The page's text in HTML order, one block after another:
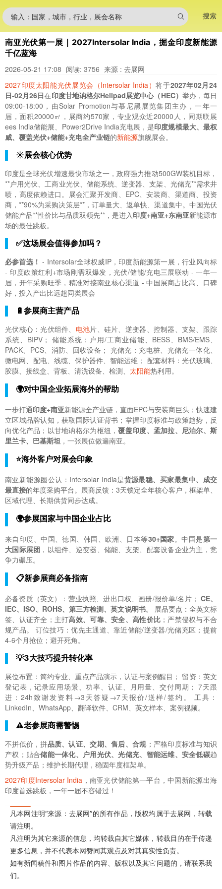
输入：国家，城市，行业，展会名称 搜索
南亚光伏第一展｜2027Intersolar India，掘金印度新能源
千亿蓝海
2026-05-21 17:08 阅读: 3756 来源 : 去展网
2027印度太阳能光伏展览会（Intersolar India）将于2027年02月24
日-02月26日在印度甘地讷格尔Helipad展览中心（HEC） 举办，每日
09:00-18:00，由Solar Promotion与慕尼黑展览集团主办，一年一
届，面积20000㎡，展商约570家，专业观众近20000人，同期联展
ees India储能展、Power2Drive India充电展，是印度规模最大、最权
威、覆盖光伏+储能+充电全产业链的新能源旗舰展会。
☀️展会核心优势
印度是全球光伏增速最快市场之一，政府强力推动500GW装机目标，
**户用光伏、工商业光伏、储能系统、逆变器、支架、光储充**需求井
喷，高度依赖进口。展会汇聚开发商、EPC、安装商、渠道商、投资
商，**90%为采购决策层**，订单量大、返单快、渠道集中。中国光伏
储能产品**性价比与品质双领先**，是进入印度+南亚+东南亚新能源市
场的最佳跳板。
✅这场展会值得参加吗？
必参首选！ - Intersolar全球权威IP，印度新能源第一展，行业风向标
- 印度政策红利+市场刚需双爆发，光伏/储能/充电三展联动 - 一年一
届，开年采购旺季，精准对接南亚核心渠道 - 中国展商占比高、口碑
好，投入产出比远超同类展会
🔋参展商主营产品
光伏核心：光伏组件、 电池片、硅片、逆变器、控制器、支架、跟踪
系统、BIPV； 储能系统：户用/工商业储能、BESS、BMS/EMS、
PACK、PCS、消防、回收设备； 光储充：充电桩、光储充一体化、
微电网、配电、线缆、保护器件、智能运维； 配套材料：光伏玻璃、
胶膜、接线盒、背板、清洗设备、检测、 太阳能热利用。
🌍对中国企业拓展海外的帮助
一步打通印度+南亚新能源全产业链，直面EPC与安装商巨头；快速建
立区域品牌认知，获取国际认证背书；掌握印度标准与政策趋势，反
向优化产品；以甘地讷格尔为枢纽，覆盖印度、孟加拉、尼泊尔、斯
里兰卡、巴基斯坦 ，一张展位做遍南亚。
⭐海外客户对展会印象
南亚新能源圈公认：Intersolar India是货源最稳、买家最集中、成交
最直接的年度采购平台。展商反馈：3天锁定全年核心客户，框架单、
区域代理、长期供货同步达成。
🌍参展国家与中国企业占比
来自印度、中国、德国、韩国、欧洲、日本等30+国家。中国是第一
大国际展团 ，以组件、逆变器、储能、支架、配套设备企业为主，竞
争力碾压。
📋新参展商必备指南
必备资质（英文）：营业执照、进出口权、画册/报价单/名片； CE、
IEC、ISO、ROHS、第三方检测、英文说明书。 展品要点：全英文标
签、认证齐全；主打高效、可靠、安全、高性价比 ；严禁侵权与不合
规产品。 订位技巧：优先主通道、靠近储能/逆变器/光储充区；提前
4-6个月抢位；避开死角。
💡3大技巧提升转化率
展位布置：简约专业、重点产品演示，认证与案例醒目； 留资：英文
登记表，记录应用场景、功率、认证、月用量、交付周期； 7天跟
进：24h致谢发资料→3天答疑→7天报价/送样/签约。 工具：
LinkedIn、WhatsApp、翻译软件、CRM、英文样本、案例视频。
⚠️老参展商需警惕
不拼低价，拼品质、认证、交期、售后、合规；严格印度标准与知识
产权；贴合储能一体化、户用光伏、光储充、智能运维、安全低碳趋
势升级产品；维护长期代理，稳固年度框架单。
2027印度Intersolar India ，南亚光伏储能第一平台，中国新能源出海
印度首选跳板，一年一届不容错过！
凡本网注明“来源：去展网”的所有作品，版权均属于去展网，转载
请注明。
凡注明为其它来源的信息，均转载自其它媒体，转载目的在于传递
更多信息，并不代表本网赞同其观点及对其真实性负责。
如有新闻稿件和图片作品的内容、版权以及其它问题的，请联系我
们。